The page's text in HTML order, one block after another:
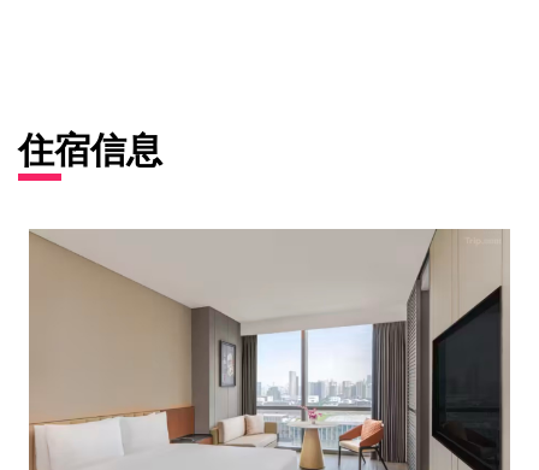
住宿信息